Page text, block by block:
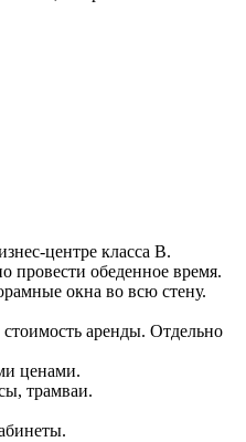
центре класса В.
провести обеденное время.
окна во всю стену.
аренды. Отдельно
ценами.
трамваи.